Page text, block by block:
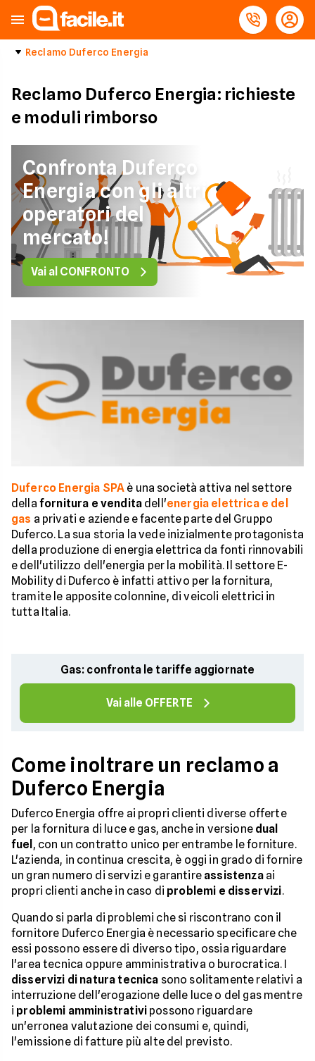
Reclamo Duferco Energia
Reclamo Duferco Energia: richieste
e moduli rimborso
Confronta Duferco
Energia con gli altri
operatori del
mercato!
Vai al CONFRONTO
Duferco Energia SPA è una società attiva nel settore
della fornitura e vendita dell'energia elettrica e del
gas a privati e aziende e facente parte del Gruppo
Duferco. La sua storia la vede inizialmente protagonista
della produzione di energia elettrica da fonti rinnovabili
e dell'utilizzo dell'energia per la mobilità. Il settore E-
Mobility di Duferco è infatti attivo per la fornitura,
tramite le apposite colonnine, di veicoli elettrici in
tutta Italia.
Gas: confronta le tariffe aggiornate
Vai alle OFFERTE
Come inoltrare un reclamo a
Duferco Energia
Duferco Energia offre ai propri clienti diverse offerte
per la fornitura di luce e gas, anche in versione dual
fuel , con un contratto unico per entrambe le forniture.
L'azienda, in continua crescita, è oggi in grado di fornire
un gran numero di servizi e garantire assistenzaai
propri clienti anche in caso di problemi e disservizi.
Quando si parla di problemi che si riscontrano con il
fornitore Duferco Energia è necessario specificare che
essi possono essere di diverso tipo, ossia riguardare
l'area tecnica oppure amministrativa o burocratica. I
disservizi di natura tecnica sono solitamente relativi a
interruzione dell'erogazione delle luce o del gas mentre
i problemi amministrativi possono riguardare
un'erronea valutazione dei consumi e, quindi,
l'emissione di fatture più alte del previsto.